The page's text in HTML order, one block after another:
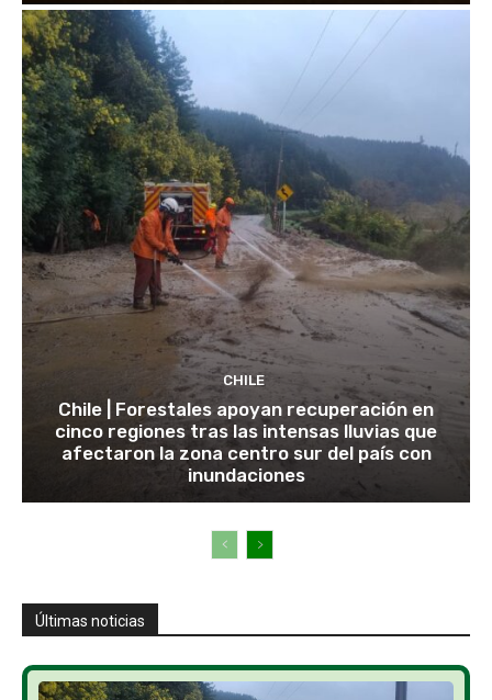
CHILE
Chile | Forestales apoyan recuperación en
cinco regiones tras las intensas lluvias que
afectaron la zona centro sur del país con
inundaciones
Últimas noticias